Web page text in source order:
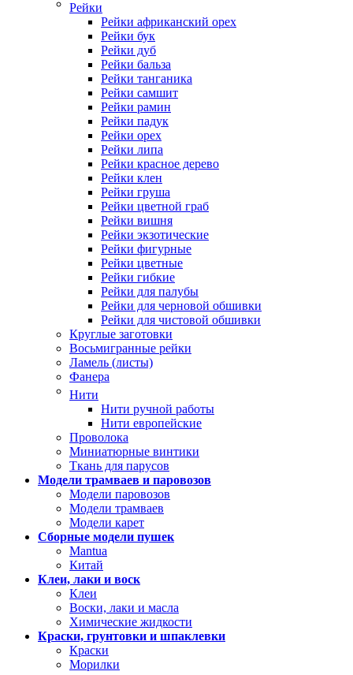
Рейки
Рейки африканский орех
Рейки бук
Рейки дуб
Рейки бальза
Рейки танганика
Рейки самшит
Рейки рамин
Рейки падук
Рейки орех
Рейки липа
Рейки красное дерево
Рейки клен
Рейки груша
Рейки цветной граб
Рейки вишня
Рейки экзотические
Рейки фигурные
Рейки цветные
Рейки гибкие
Рейки для палубы
Рейки для черновой обшивки
Рейки для чистовой обшивки
Круглые заготовки
Восьмигранные рейки
Ламель (листы)
Фанера
Нити
Нити ручной работы
Нити европейские
Проволока
Миниатюрные винтики
Ткань для парусов
Модели трамваев и паровозов
Модели паровозов
Модели трамваев
Модели карет
Сборные модели пушек
Mantua
Китай
Клеи, лаки и воск
Клеи
Воски, лаки и масла
Химические жидкости
Краски, грунтовки и шпаклевки
Краски
Морилки